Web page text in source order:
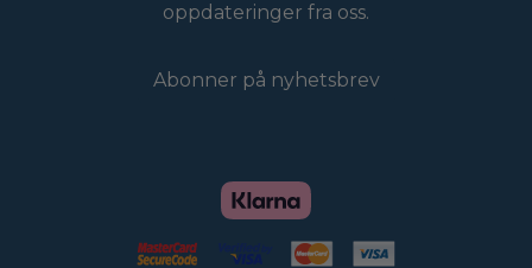
oppdateringer fra oss.
Abonner på nyhetsbrev